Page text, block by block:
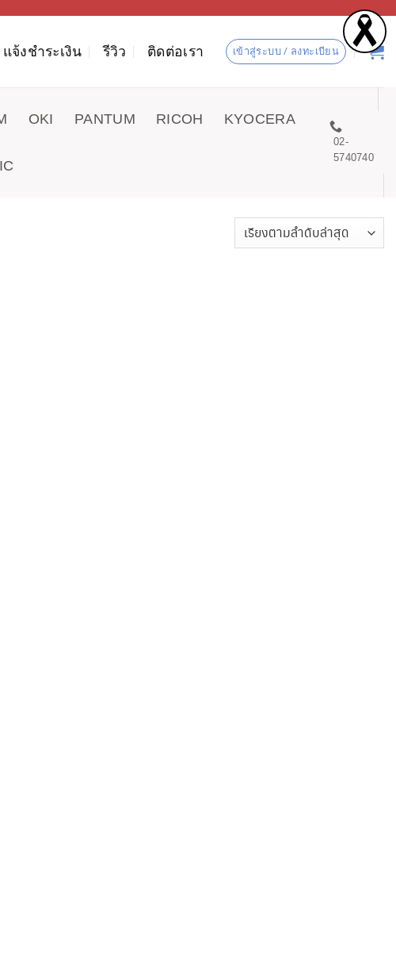
แจ้งชำระเงิน รีวิว ติดต่อเรา เข้าสู่ระบบ / ลงทะเบียน
OKI PANTUM RICOH KYOCERA
02-
5740740